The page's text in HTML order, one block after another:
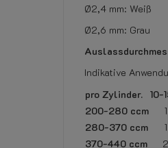
Ø2,4 mm: Weiß
Ø2,6 mm: Grau
Indikative
pro Zylinder. 10-
200-280 ccm
280-370 ccm
370-440 ccm